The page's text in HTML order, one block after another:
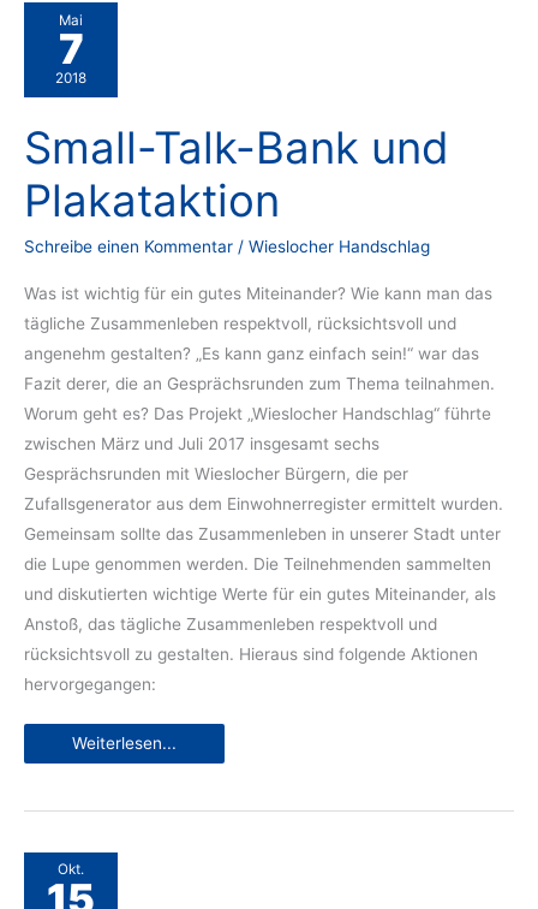
Mai
7
2018
Small-Talk-Bank und
Plakataktion
Schreibe einen Kommentar / Wieslocher Handschlag
Was ist wichtig für ein gutes Miteinander? Wie kann man das
tägliche Zusammenleben respektvoll, rücksichtsvoll und
angenehm gestalten? „Es kann ganz einfach sein!“ war das
Fazit derer, die an Gesprächsrunden zum Thema teilnahmen.
Worum geht es? Das Projekt „Wieslocher Handschlag“ führte
zwischen März und Juli 2017 insgesamt sechs
Gesprächsrunden mit Wieslocher Bürgern, die per
Zufallsgenerator aus dem Einwohnerregister ermittelt wurden.
Gemeinsam sollte das Zusammenleben in unserer Stadt unter
die Lupe genommen werden. Die Teilnehmenden sammelten
und diskutierten wichtige Werte für ein gutes Miteinander, als
Anstoß, das tägliche Zusammenleben respektvoll und
rücksichtsvoll zu gestalten. Hieraus sind folgende Aktionen
hervorgegangen:
Small-
Weiterlesen...
Okt.
15